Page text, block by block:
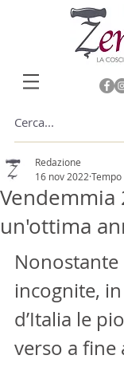
Vendemmia
un'ottima
Redazione
16 nov 2022
Nonostante
incognite,
d’Italia le
verso a fine